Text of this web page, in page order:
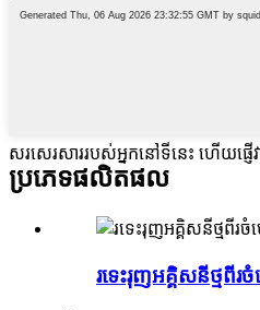
សរសេរសាររបស់អ្នកនៅទីនេះ ហើយផ្ញើ
ប្រភេទផលិតផល
រទេះរុញអគ្គិសនីថ្មពី